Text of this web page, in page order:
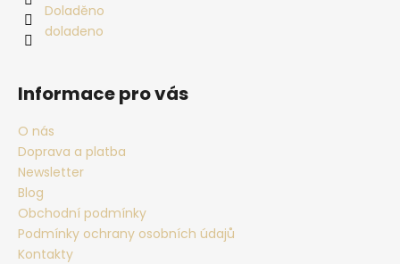
Doladěno
doladeno
Informace pro vás
O nás
Doprava a platba
Newsletter
Blog
Obchodní podmínky
Podmínky ochrany osobních údajů
Kontakty